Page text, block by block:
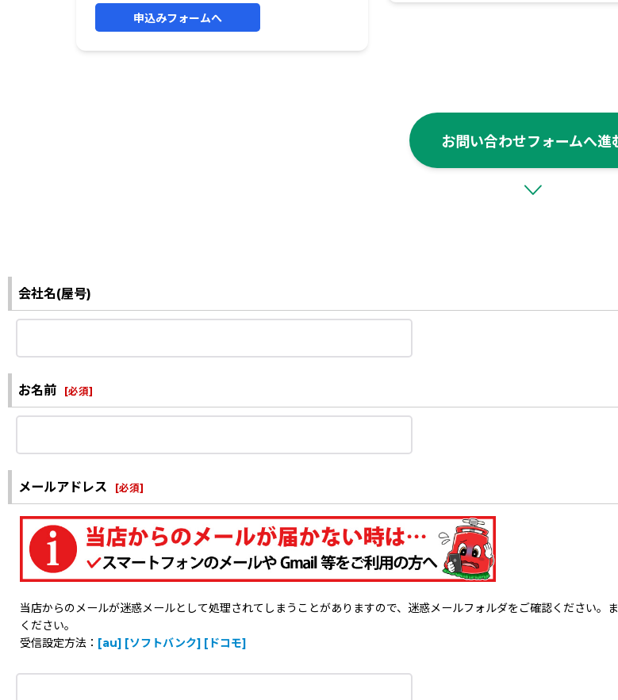
申込みフォームへ
お問い合わせフォームへ進
会社名(屋号)
お名前 [必須]
メールアドレス [必須]
当店からのメールが迷惑メールとして処理されてしまうことがありますので、迷惑メールフォルダをご確認ください
ください。
受信設定方法： [au] [ソフトバンク] [ドコモ]